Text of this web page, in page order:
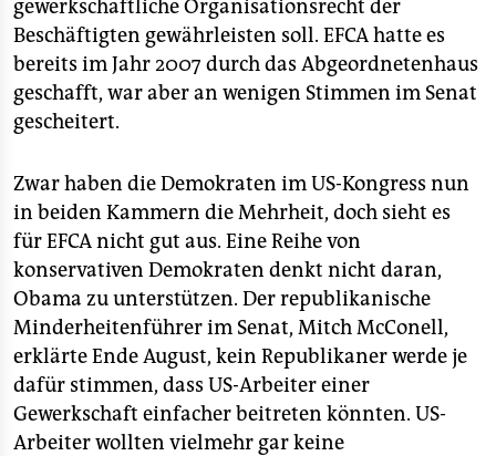
gewerkschaftliche Organisationsrecht der
Beschäftigten gewährleisten soll. EFCA hatte es
bereits im Jahr 2007 durch das Abgeordnetenhaus
geschafft, war aber an wenigen Stimmen im Senat
gescheitert.
Zwar haben die Demokraten im US-Kongress nun
in beiden Kammern die Mehrheit, doch sieht es
für EFCA nicht gut aus. Eine Reihe von
konservativen Demokraten denkt nicht daran,
Obama zu unterstützen. Der republikanische
Minderheitenführer im Senat, Mitch McConell,
erklärte Ende August, kein Republikaner werde je
dafür stimmen, dass US-Arbeiter einer
Gewerkschaft einfacher beitreten könnten. US-
Arbeiter wollten vielmehr gar keine